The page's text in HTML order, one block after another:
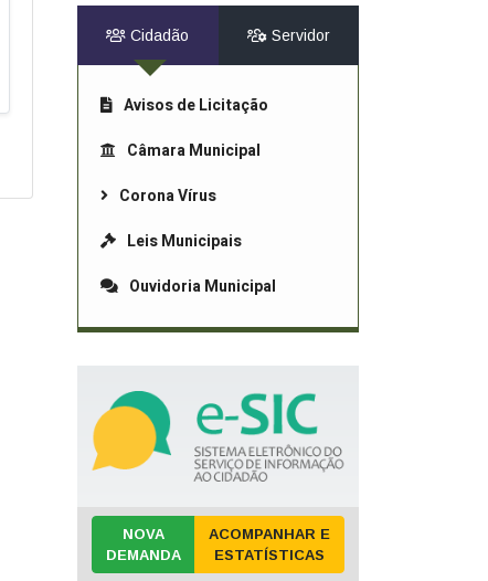
Cidadão Servidor
Avisos de Licitação
Câmara Municipal
Corona Vírus
Leis Municipais
Ouvidoria Municipal
NOVA
DEMANDA
ACOMPANHAR E
ESTATÍSTICAS